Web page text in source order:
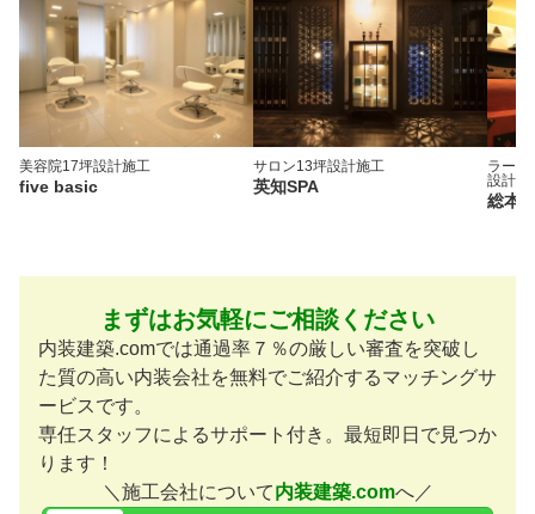
美容院17坪設計施工
five basic
サロン13坪設計施工
英知SPA
ラーメ
設計施
総本
まずはお気軽にご相談ください
内装建築.comでは通過率７％の厳しい審査を突破し
た質の高い内装会社を無料でご紹介するマッチングサ
ービスです。
専任スタッフによるサポート付き。最短即日で見つか
ります！
＼施工会社について内装建築.comへ／